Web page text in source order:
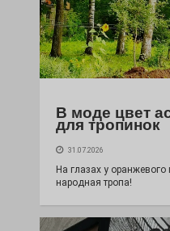
В моде цвет
для тропинок
31.07.2026
На глазах у
народная тропа!